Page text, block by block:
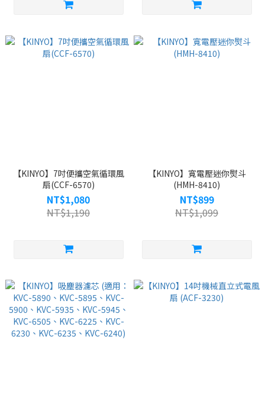
【KINYO】7吋便攜空氣循環風
扇(CCF-6570)
NT$1,080
NT$1,190
【KINYO】寬電壓迷你熨斗
(HMH-8410)
NT$899
NT$1,099